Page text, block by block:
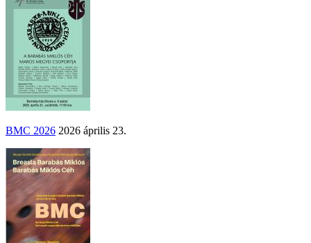
BMC 2026 2026 április 23.